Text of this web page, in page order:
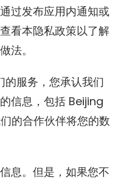
过发布应用内通知或
看本隐私政策以了解
法。
服务，您承认我们
信息，包括 Beijing
的合作伙伴将您的数
息。但是，如果您不